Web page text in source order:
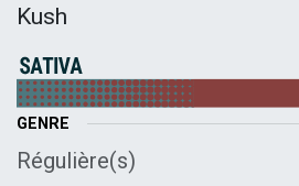
Kush
GENRE
Régulière(s)